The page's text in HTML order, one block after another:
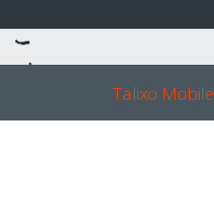
Talixo Mobile